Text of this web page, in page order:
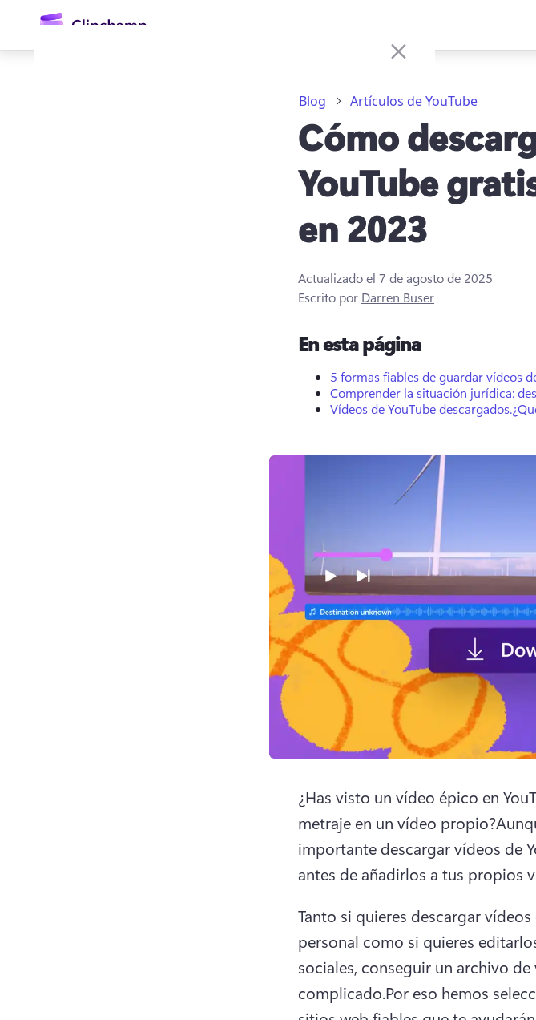
principal
Blog Artículos de YouTube
Cómo
YouTube
en 2023
Actualizado el 7 de agosto de 2025
Escrito por Darren Buser
En esta página
5 formas fiables de guardar vídeos
Comprender la situación jurídica:
Vídeos de YouTube descargados.
¿Has visto un vídeo épico en
metraje en un vídeo propio?
importante descargar vídeos de
antes de añadirlos a tus propios
Tanto si quieres descargar
personal como si quieres
sociales, conseguir un archivo
complicado.Por eso hemos